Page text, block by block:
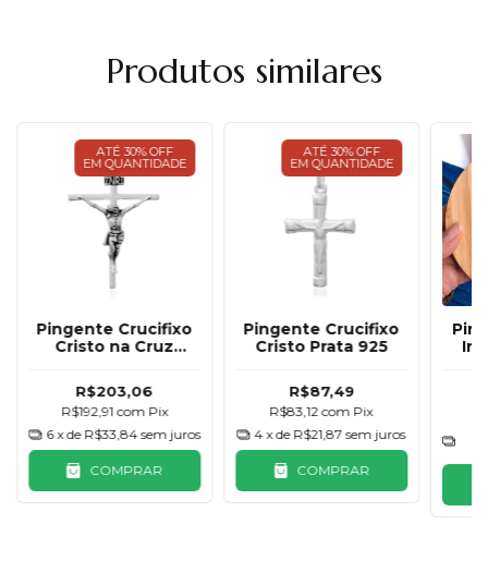
Produtos similares
ATÉ 30% OFF
EM QUANTIDADE
Pingente Crucifixo
Cristo na Cruz
Prata 925
R$203,06
R$192,91com Pix
6 x de R$33,84 sem juros
COMPRAR
ATÉ 30% OFF
EM QUANTIDADE
Pingente Crucifixo
Cristo Prata 925
R$87,49
R$83,12com Pix
4 x de R$21,87 sem juros
COMPRAR